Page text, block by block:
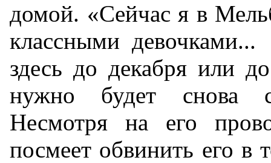
домой. «Сейчас я в
классными
здесь до декабря или
нужно будет снова
Несмотря на его
посмеет обвинить его в